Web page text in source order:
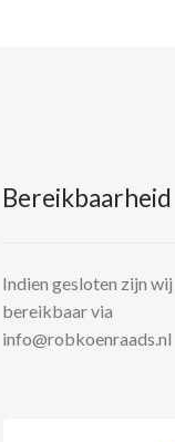
Bereikbaarheid
Indien gesloten zijn wij
bereikbaar via
info@robkoenraads.nl